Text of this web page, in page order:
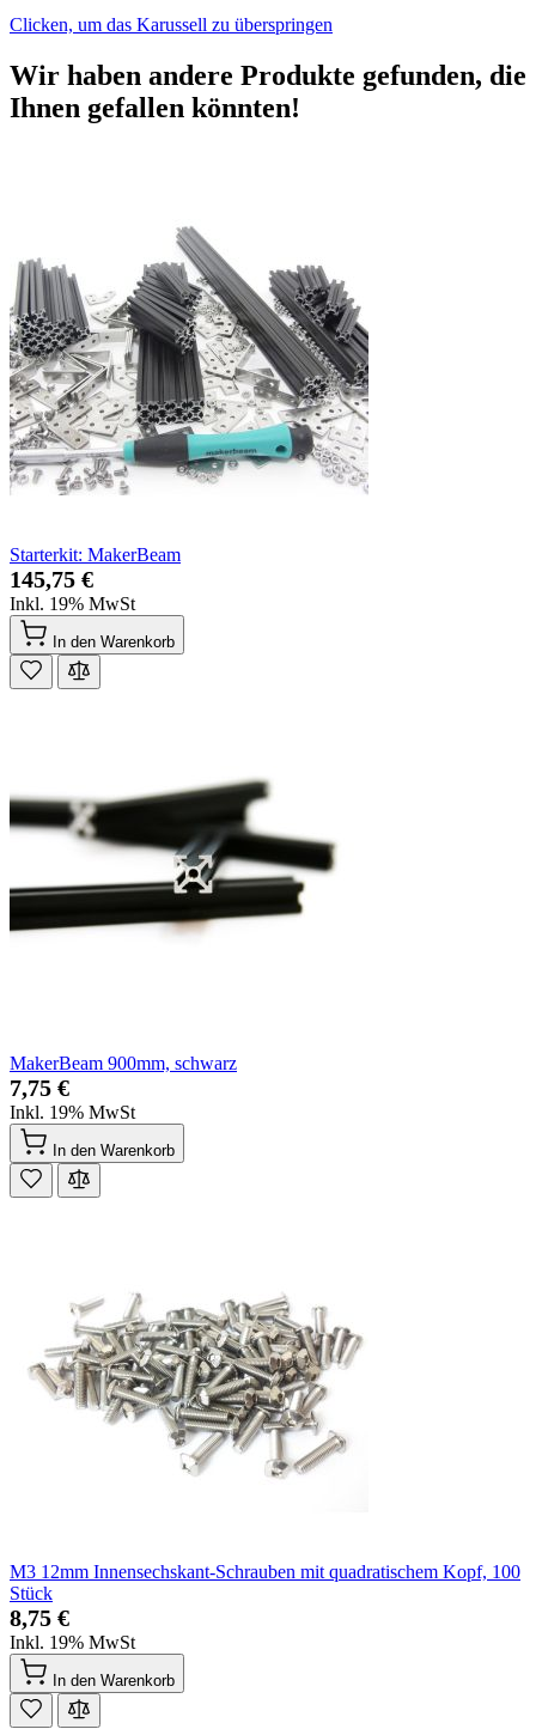
Clicken, um das Karussell zu überspringen
Wir haben andere Produkte gefunden, die
Ihnen gefallen könnten!
Starterkit: MakerBeam
145,75 €
Inkl. 19% MwSt
In den Warenkorb
MakerBeam 900mm, schwarz
7,75 €
Inkl. 19% MwSt
In den Warenkorb
M3 12mm Innensechskant-Schrauben mit quadratischem Kopf, 100
Stück
8,75 €
Inkl. 19% MwSt
In den Warenkorb